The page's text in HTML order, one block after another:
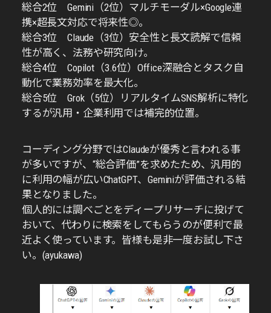
総合2位 Gemini（2位）マルチモーダル×Google連
携×超長文対応で将来性◎。
総合3位 Claude（3位）安全性と長文読解で信頼
性が高く、法務や研究向け。
総合4位 Copilot（3.6位）Office深融合とタスク自
動化で業務効率を最大化。
総合5位 Grok（5位）リアルタイムSNS解析に特化
するが汎用・企業利用では補完的位置。
コーディング分野ではClaudeが優秀と言われる事
が多いですが、“総合評価”を求めたため、汎用的
に利用の幅が広いChatGPT、Geminiが評価される結
果となりました。
個人的には調べごとをディープリサーチに投げて
おいて、代わりに検索をしてもらうのが便利で最
近よく使っています。皆様も是非一度お試し下さ
い。(ayukawa)